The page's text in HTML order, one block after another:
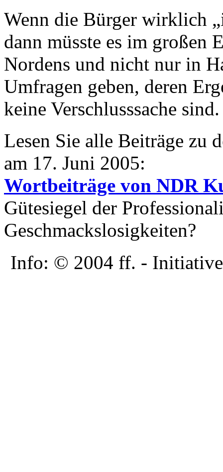
Wenn die Bürger wirklich
dann müsste es im großen
Nordens und nicht nur in
Umfragen geben, deren
keine Verschlusssache sind.
Lesen Sie alle Beiträge zu
am 17. Juni 2005:
Wortbeiträge von NDR
Gütesiegel der
Geschmackslosigkeiten?
Info: © 2004 ff. -